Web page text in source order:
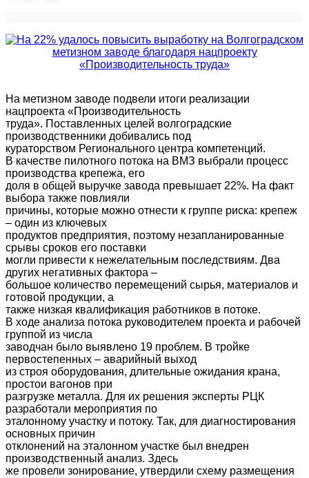
На метизном заводе подвели итоги реализации
нацпроекта «Производительность
труда». Поставленных целей волгоградские
производственники добивались под
кураторством Регионального центра компетенций.
В качестве пилотного потока на ВМЗ выбрали процесс
производства крепежа, его
доля в общей выручке завода превышает 22%. На факт
выбора также повлияли
причины, которые можно отнести к группе риска: крепеж
– один из ключевых
продуктов предприятия, поэтому незапланированные
срывы сроков его поставки
могли привести к нежелательным последствиям. Два
других негативных фактора –
большое количество перемещений сырья, материалов и
готовой продукции, а
также низкая квалификация работников в потоке.
В ходе анализа потока руководителем проекта и рабочей
группой из числа
заводчан было выявлено 19 проблем. В тройке
первостепенных – аварийный выход
из строя оборудования, длительные ожидания крана,
простои вагонов при
разгрузке металла. Для их решения эксперты РЦК
разработали мероприятия по
эталонному участку и потоку. Так, для диагностирования
основных причин
отклонений на эталонном участке был внедрен
производственный анализ. Здесь
же провели зонирование, утвердили схему размещения